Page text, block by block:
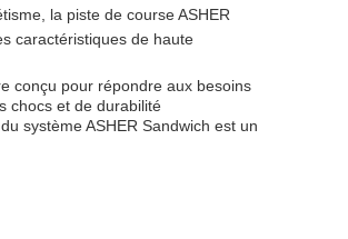
la piste de course ASHER
caractéristiques de haute
conçu pour répondre aux besoins
chocs et de durabilité
système ASHER Sandwich est un